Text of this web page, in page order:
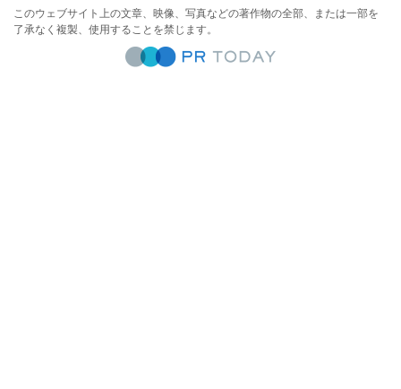
このウェブサイト上の文章、映像、写真などの著作物の全部、または一部を
了承なく複製、使用することを禁じます。